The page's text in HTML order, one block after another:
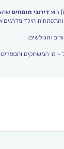
הוא דירוגי מומחים
והגולשים.
מי המשחקים והספרים